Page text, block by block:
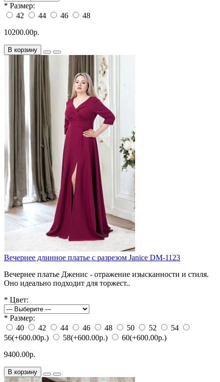
* Размер:
42
44 46
48
10200.00р.
В корзину
Вечернее длинное платье с разрезом Janice DM-1123
Вечернее платье Дженис - отражение изысканности и стиля.
Оно идеально подходит для торжест..
* Цвет:
* Размер:
40
42 44 46 48 50 52
54
56(+600.00р.) 58(+600.00р.) 60(+600.00р.)
9400.00р.
В корзину